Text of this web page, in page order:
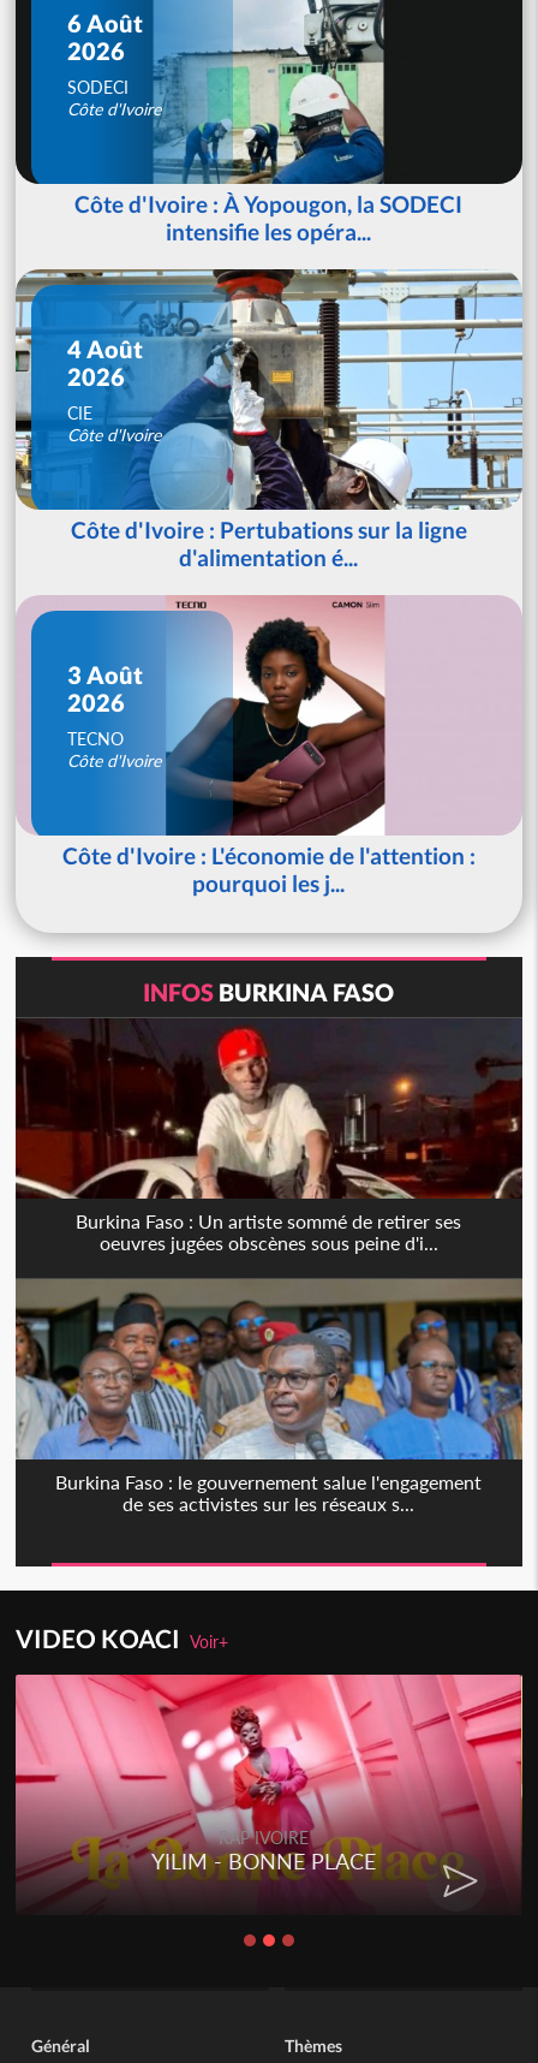
6 Août
2026
SODECI
Côte d'Ivoire
Côte d'Ivoire : À Yopougon, la SODECI
intensifie les opéra...
4 Août
2026
CIE
Côte d'Ivoire
Côte d'Ivoire : Pertubations sur la ligne
d'alimentation é...
3 Août
2026
TECNO
Côte d'Ivoire
Côte d'Ivoire : L'économie de l'attention :
pourquoi les j...
INFOS BURKINA FASO
Burkina Faso : Un artiste sommé de retirer ses
oeuvres jugées obscènes sous peine d'i...
Burkina Faso : le gouvernement salue l'engagement
de ses activistes sur les réseaux s...
VIDEO KOACIVoir+
RAP IVOIRE
YILIM - BONNE PLACE
Général Thèmes